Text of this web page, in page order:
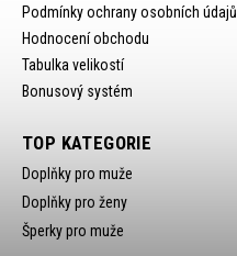
Podmínky ochrany osobních údajů
Hodnocení obchodu
Tabulka velikostí
Bonusový systém
TOP KATEGORIE
Doplňky pro muže
Doplňky pro ženy
Šperky pro muže